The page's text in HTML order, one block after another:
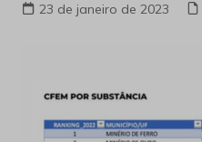
23 de janeiro de 2023